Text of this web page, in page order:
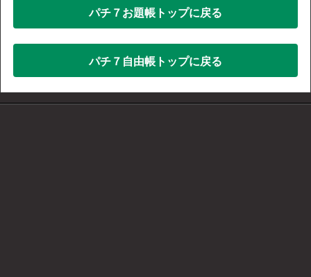
パチ７お題帳トップに戻る
パチ７自由帳トップに戻る